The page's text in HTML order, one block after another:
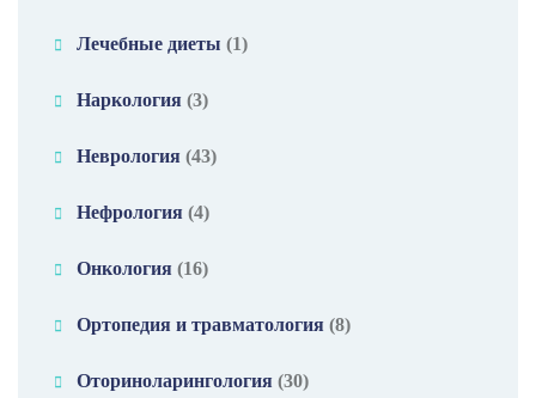
Лечебные диеты (1)
Наркология (3)
Неврология (43)
Нефрология (4)
Онкология (16)
Ортопедия и травматология (8)
Оториноларингология (30)